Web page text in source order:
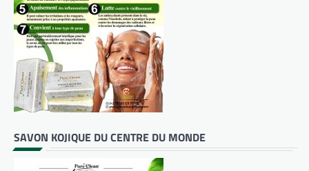
SAVON KOJIQUE DU CENTRE DU MONDE